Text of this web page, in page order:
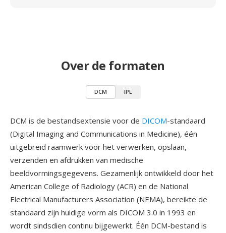
Over de formaten
DCM IPL
DCM is de bestandsextensie voor de DICOM-standaard
(Digital Imaging and Communications in Medicine), één
uitgebreid raamwerk voor het verwerken, opslaan,
verzenden en afdrukken van medische
beeldvormingsgegevens. Gezamenlijk ontwikkeld door het
American College of Radiology (ACR) en de National
Electrical Manufacturers Association (NEMA), bereikte de
standaard zijn huidige vorm als DICOM 3.0 in 1993 en
wordt sindsdien continu bijgewerkt. Één DCM-bestand is